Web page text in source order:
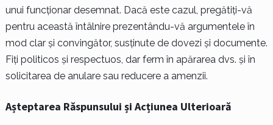
unui funcționar desemnat. Dacă este cazul, pregătiți-vă
pentru această întâlnire prezentându-vă argumentele în
mod clar și convingător, susținute de dovezi și documente.
Fiți politicos și respectuos, dar ferm în apărarea dvs. și în
solicitarea de anulare sau reducere a amenzii.
Așteptarea Răspunsului și Acțiunea Ulterioară